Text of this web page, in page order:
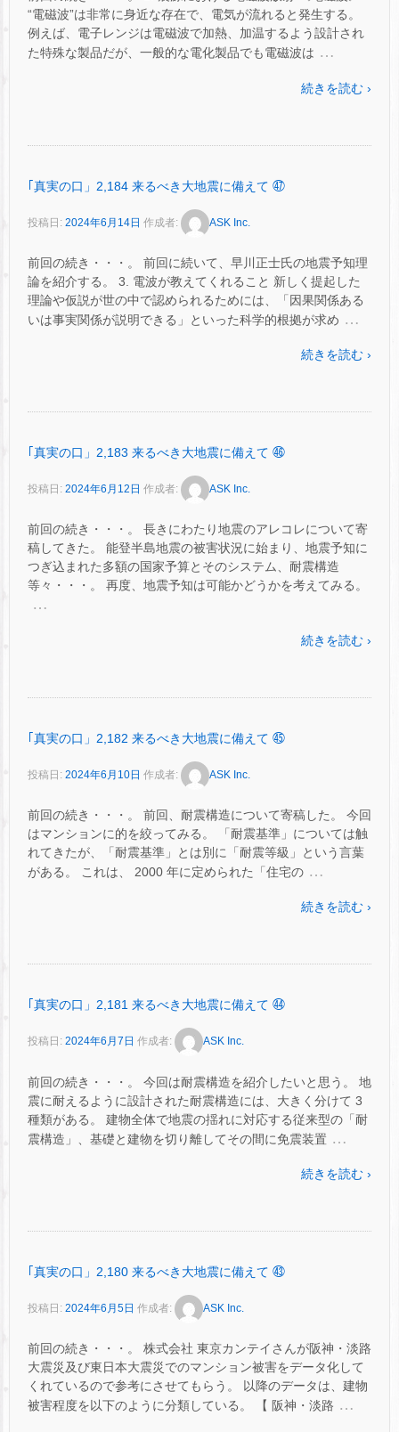
“電磁波”は非常に身近な存在で、電気が流れると発生する。
例えば、電子レンジは電磁波で加熱、加温するよう設計され
た特殊な製品だが、一般的な電化製品でも電磁波は …
続きを読む ›
｢真実の口」2,184 来るべき大地震に備えて ㊼
投稿日: 2024年6月14日 作成者: ASK Inc.
前回の続き・・・。 前回に続いて、早川正士氏の地震予知理
論を紹介する。 3. 電波が教えてくれること 新しく提起した
理論や仮説が世の中で認められるためには、「因果関係ある
いは事実関係が説明できる」といった科学的根拠が求め …
続きを読む ›
｢真実の口」2,183 来るべき大地震に備えて ㊻
投稿日: 2024年6月12日 作成者: ASK Inc.
前回の続き・・・。 長きにわたり地震のアレコレについて寄
稿してきた。 能登半島地震の被害状況に始まり、地震予知に
つぎ込まれた多額の国家予算とそのシステム、耐震構造
等々・・・。 再度、地震予知は可能かどうかを考えてみる。
…
続きを読む ›
｢真実の口」2,182 来るべき大地震に備えて ㊺
投稿日: 2024年6月10日 作成者: ASK Inc.
前回の続き・・・。 前回、耐震構造について寄稿した。 今回
はマンションに的を絞ってみる。 「耐震基準」については触
れてきたが、「耐震基準」とは別に「耐震等級」という言葉
がある。 これは、 2000 年に定められた「住宅の …
続きを読む ›
｢真実の口」2,181 来るべき大地震に備えて ㊹
投稿日: 2024年6月7日 作成者: ASK Inc.
前回の続き・・・。 今回は耐震構造を紹介したいと思う。 地
震に耐えるように設計された耐震構造には、大きく分けて 3
種類がある。 建物全体で地震の揺れに対応する従来型の「耐
震構造」、基礎と建物を切り離してその間に免震装置 …
続きを読む ›
｢真実の口」2,180 来るべき大地震に備えて ㊸
投稿日: 2024年6月5日 作成者: ASK Inc.
前回の続き・・・。 株式会社 東京カンテイさんが阪神・淡路
大震災及び東日本大震災でのマンション被害をデータ化して
くれているので参考にさせてもらう。 以降のデータは、建物
被害程度を以下のように分類している。 【 阪神・淡路 …